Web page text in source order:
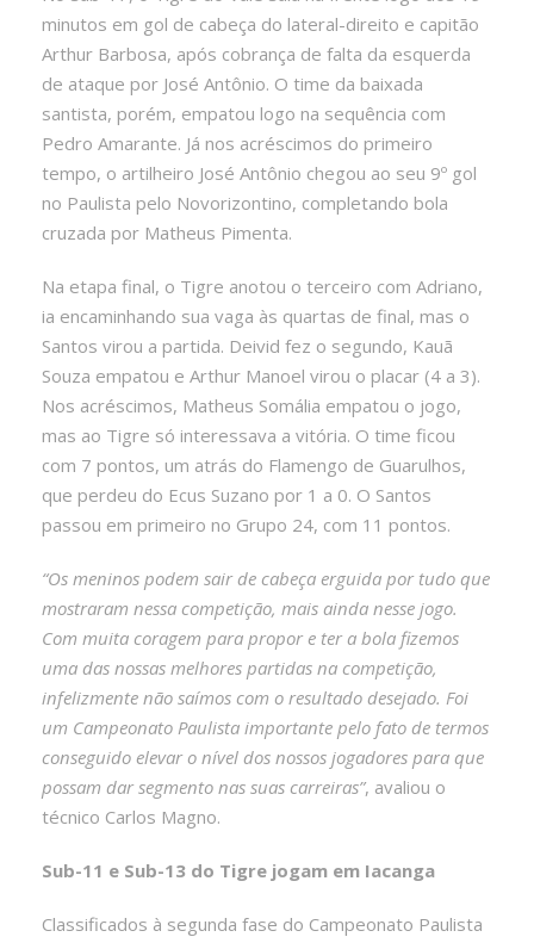
minutos em gol de cabeça do lateral-direito e capitão
Arthur Barbosa, após cobrança de falta da esquerda
de ataque por José Antônio. O time da baixada
santista, porém, empatou logo na sequência com
Pedro Amarante. Já nos acréscimos do primeiro
tempo, o artilheiro José Antônio chegou ao seu 9º gol
no Paulista pelo Novorizontino, completando bola
cruzada por Matheus Pimenta.
Na etapa final, o Tigre anotou o terceiro com Adriano,
ia encaminhando sua vaga às quartas de final, mas o
Santos virou a partida. Deivid fez o segundo, Kauã
Souza empatou e Arthur Manoel virou o placar (4 a 3).
Nos acréscimos, Matheus Somália empatou o jogo,
mas ao Tigre só interessava a vitória. O time ficou
com 7 pontos, um atrás do Flamengo de Guarulhos,
que perdeu do Ecus Suzano por 1 a 0. O Santos
passou em primeiro no Grupo 24, com 11 pontos.
“Os meninos podem sair de cabeça erguida por tudo que
mostraram nessa competição, mais ainda nesse jogo.
Com muita coragem para propor e ter a bola fizemos
uma das nossas melhores partidas na competição,
infelizmente não saímos com o resultado desejado. Foi
um Campeonato Paulista importante pelo fato de termos
conseguido elevar o nível dos nossos jogadores para que
possam dar segmento nas suas carreiras”, avaliou o
técnico Carlos Magno.
Sub-11 e Sub-13 do Tigre jogam em Iacanga
Classificados à segunda fase do Campeonato Paulista